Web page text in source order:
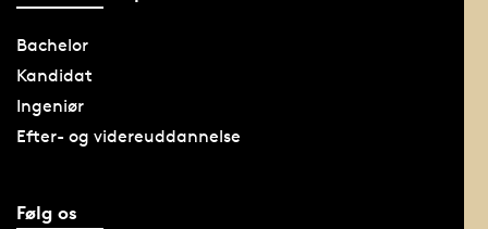
Bachelor
Kandidat
Ingeniør
Efter- og videreuddannelse
Følg os